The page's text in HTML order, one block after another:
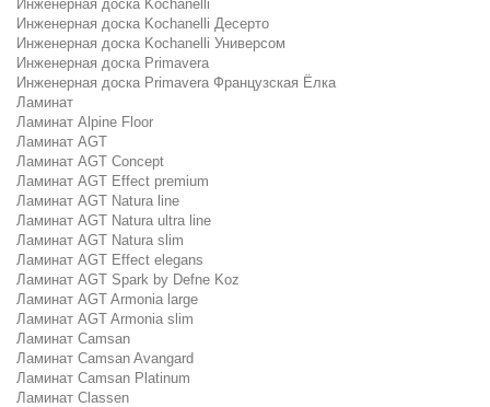
Инженерная доска Kochanelli
Инженерная доска Kochanelli Десерто
Инженерная доска Kochanelli Универсом
Инженерная доска Primavera
Инженерная доска Primavera Французская Ёлка
Ламинат
Ламинат Alpine Floor
Ламинат AGT
Ламинат AGT Concept
Ламинат AGT Effect premium
Ламинат AGT Natura line
Ламинат AGT Natura ultra line
Ламинат AGT Natura slim
Ламинат AGT Effect elegans
Ламинат AGT Spark by Defne Koz
Ламинат AGT Armonia large
Ламинат AGT Armonia slim
Ламинат Camsan
Ламинат Camsan Avangard
Ламинат Camsan Platinum
Ламинат Classen